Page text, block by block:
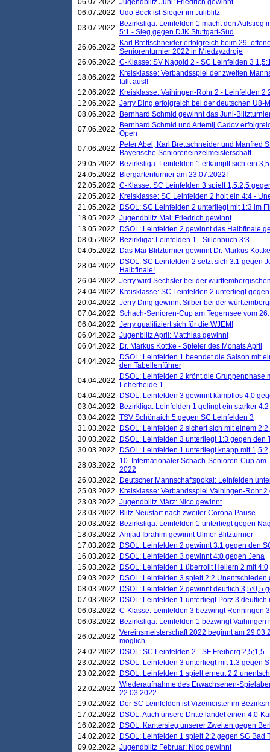
06.07.2022 Jugendblitz Juni: Friedrich gewinnt
06.07.2022
Udo Bock ist Sieger im Juliblitz
03.07.2022
Bezirksliga: Leinfelden 1 macht den Aufstieg
5:1 - Sieg gegen DJK Stuttgart-Süd
26.06.2022
Karl Brettschneider erfolgreich beim 29.
Seniorenturnier 2022 in Miedzyzdroje
26.06.2022 C-Klasse: SV Nagold 2 - SC Leinfelden 3
18.06.2022
Kreisklasse: Verbandsspiel der zweiten
fällt aus!!
12.06.2022
Kreisklasse: Vaihingen-Rohr 2 - Leinfelden 2
12.06.2022 Jerry Ding erfolgreich bei der deutschen U8-
08.06.2022
Bernhard Schmid gewinnt das Juni-
07.06.2022
Bernhard Schmid und Artemij Cadov
Open
07.06.2022
Peter Abel, Karl Brettschneider und Manfred
Bayerische Senioreneinzelmeisterschaft
29.05.2022
Bezirksliga: Leinfelden 1 erkämpft sich ein
24.05.2022
Biergartenturnier am 23.07.2022!
22.05.2022 C-Klasse: SC Leinfelden 3 spielt 1,5:2,5
22.05.2022
Kreisklasse: SC Leinfelden 2 holt ein 4:4 -
21.05.2022
DSOL: SC Leinfelden 2 unterliegt mit 1:3 im
18.05.2022 Jugendblitz Mai: Friedrich gewinnt
13.05.2022
DSOL: Leinfelden 2 gewinnt das Halbfinale
08.05.2022
Bezirkliga: Leinfelden 1 - Sillenbuch 3:3
04.05.2022
Das Mai-Blitzturnier gewinnt Dr. Markus
28.04.2022
DSOL: SC Leinfelden 2 setzt sich 3:1 gegen
Halbfinale!
26.04.2022 Jerry wird Sechster bei der
24.04.2022
Kreisklasse: SC Leinfelden 2 unterliegt
20.04.2022 Jerry Ding gewinnt Silber bei der
07.04.2022 Schach-Senioren-Cup am Tegernsee vom
06.04.2022 Jerry qualifiziert sich für die WJEM!
06.04.2022 Jugenblitz April: Matthias gewinnt
06.04.2022
Dr. Markus Kottke - Spieler des Monats April
04.04.2022
DSOL: Leinfelden 1 beendet die Saison mit
den Tabellenführer
04.04.2022
DSOL: Leinfelden 2 krönt die Gruppenphase
Leherheide 1
04.04.2022
DSOL: Leinfelden 3 gewinnt kampflos 4:0
03.04.2022
Bezirkliga: Leinfelden 1 gelingt ein starker
03.04.2022 TSV Schönaich 5 gegen SC Leinfelden 3
31.03.2022
DSOL: Leinfelden 2 sichert sich mit einem
30.03.2022
DSOL: Leinfelden 3 unterliegt 1:3 gegen den
30.03.2022
DSOL: Leinfelden 1 unterliegt knapp mit
28.03.2022
10. Internationaler Schach-Senioren-Cup am
2022
26.03.2022
Deutscher Mannschaftspokal: Leinfelden
25.03.2022
Kreisklasse: Verbandsspiel Vaihingen-Rohr
23.03.2022 Jugendblitz März: Nico gewinnt
23.03.2022
Blitz Neustart nach zweiter Corona Pause
20.03.2022
Bezirksliga: Leinfelden 1 unterliegt gegen
18.03.2022 Amjad Ibrahim gewinnt Ulmer Blitzturnier
17.03.2022
DSOL: Leinfelden 2 gewinnt 3:1 gegen den
16.03.2022
DSOL: Leinfelden 3 gewinnt 4:0 gegen Jena
15.03.2022
DSOL: Leinfelden 1 überrollt Hellern 2 mit 4:0
09.03.2022
DSOL: Leinfelden 3 spielt 2:2 Unentschieden
08.03.2022
DSOL: Leinfelden 2 gewinnt deutlich 3,5:0,5
07.03.2022
DSOL: Leinfelden 1 unterliegt Porz 3 deutlich
06.03.2022 C-Klasse: Leinfelden 3 bezwingt Renningen
06.03.2022
Bezirksliga: Leinfelden 1 bezwingt Vaihingen
26.02.2022 Vereinsmeisterschaft 2022 beginnt am
möglich
24.02.2022
DSOL: SC Leinfelden 2 - SF Freiberg 2,5;1,5
23.02.2022
DSOL: Leinfelden 3 unterliegt mit 1:3 gegen
23.02.2022
DSOL: Leinfelden 1 spielt erneut 2:2
22.02.2022 Wiederaufnahme des Erwachsenen-
22.03.2022
19.02.2022
Der SC Leinfelden ist Vizemeister im
17.02.2022
DSOL: Auch unsere Dritte landet einen 4:0-
16.02.2022
DSOL: Kantersieg unserer Zweiten gegen
14.02.2022
DSOL: Leinfelden 1 spielt 2:2 gegen SG Bad
09.02.2022 Jugendblitz Februar: Nico gewinnt